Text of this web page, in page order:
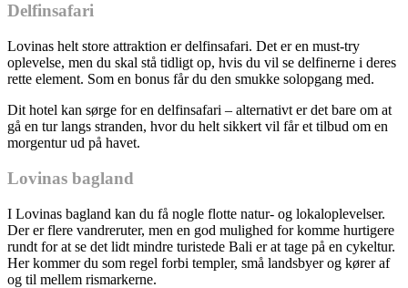
Delfinsafari
Lovinas helt store attraktion er delfinsafari. Det er en must-try
oplevelse, men du skal stå tidligt op, hvis du vil se delfinerne i deres
rette element. Som en bonus får du den smukke solopgang med.
Dit hotel kan sørge for en delfinsafari – alternativt er det bare om at
gå en tur langs stranden, hvor du helt sikkert vil får et tilbud om en
morgentur ud på havet.
Lovinas bagland
I Lovinas bagland kan du få nogle flotte natur- og lokaloplevelser.
Der er flere vandreruter, men en god mulighed for komme hurtigere
rundt for at se det lidt mindre turistede Bali er at tage på en cykeltur.
Her kommer du som regel forbi templer, små landsbyer og kører af
og til mellem rismarkerne.